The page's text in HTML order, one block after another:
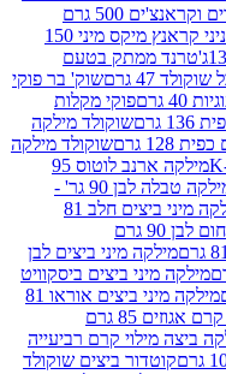
קרם שוקולד לשמרים וקראנצ'ים 500 גרם
פניני קראנץ מיקס מיני 150
בטעם
שוק' בר פוקי
פוקי מקלות
שוקולד מילקה
שוקולד מילקה
מילקה ארנב לוטוס 95
שוקולד מילקה טבלה לבן 90 גר' -
מילקה מיני ביצים חלב 81
לבן 90 גרם
מיני ביצים לבן
ביצים ביסקוויט
מילקה מיני ביצים אוראו 81
מילקה קרם אגוזים 85 גרם
קרם רביעייה
ביצים שוקולד